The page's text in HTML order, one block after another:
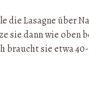
die Lasagne über
sie dann wie oben
braucht sie etwa